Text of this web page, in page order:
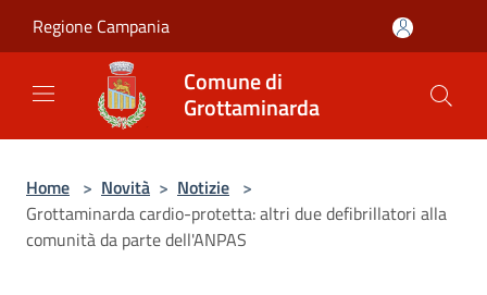
Regione Campania
Comune di
Grottaminarda
Home > Novità > Notizie >
Grottaminarda cardio-protetta: altri due defibrillatori alla
comunità da parte dell'ANPAS